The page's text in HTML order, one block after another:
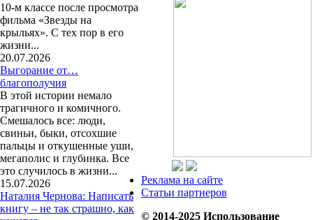
10-м классе после просмотра
фильма «Звезды на
крыльях». С тех пор в его
жизни...
20.07.2026
Выгорание от…
благополучия
В этой истории немало
трагичного и комичного.
Смешалось все: люди,
свиньи, быки, отсохшие
пальцы и откушенные уши,
мегаполис и глубинка. Все
это случилось в жизни...
15.07.2026
Наталия Чернова: Написать
книгу – не так страшно, как
Реклама на сайте
Статьи партнеров
© 2014-2025 Использование